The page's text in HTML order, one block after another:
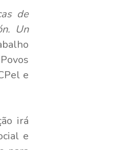
de
Un
e
irá
e